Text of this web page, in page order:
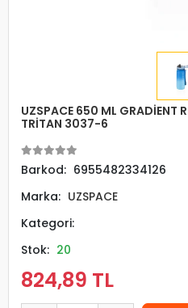
UZSPACE 650 ML GRADİENT
TRİTAN 3037-6
Barkod: 6955482334126
Marka: UZSPACE
Kategori:
Stok: 20
824,89 TL